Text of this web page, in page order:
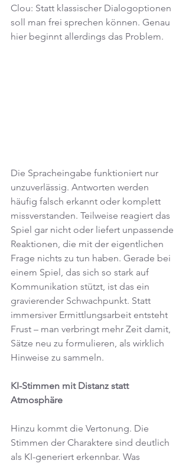
Clou: Statt klassischer Dialogoptionen
soll man frei sprechen können. Genau
hier beginnt allerdings das Problem.
Die Spracheingabe funktioniert nur
unzuverlässig. Antworten werden
häufig falsch erkannt oder komplett
missverstanden. Teilweise reagiert das
Spiel gar nicht oder liefert unpassende
Reaktionen, die mit der eigentlichen
Frage nichts zu tun haben. Gerade bei
einem Spiel, das sich so stark auf
Kommunikation stützt, ist das ein
gravierender Schwachpunkt. Statt
immersiver Ermittlungsarbeit entsteht
Frust – man verbringt mehr Zeit damit,
Sätze neu zu formulieren, als wirklich
Hinweise zu sammeln.
KI-Stimmen mit Distanz statt
Atmosphäre
Hinzu kommt die Vertonung. Die
Stimmen der Charaktere sind deutlich
als KI-generiert erkennbar. Was